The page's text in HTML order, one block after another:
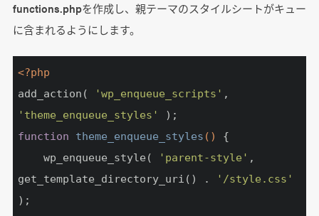
functions.phpを作成し、親テーマのスタイルシートがキュー
に含まれるようにします。
<?php
add_action(
'wp_enqueue_scripts'
'theme_enqueue_styles'
function
theme_enqueue_styles ()
{
    wp_enqueue_style(
'parent-style' ,
get_template_directory_uri() .
'/style.css'
);